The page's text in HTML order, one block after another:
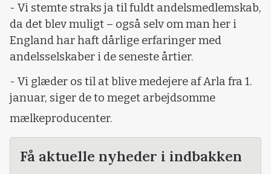
- Vi stemte straks ja til fuldt andelsmedlemskab,
da det blev muligt – også selv om man her i
England har haft dårlige erfaringer med
andelsselskaber i de seneste årtier.
- Vi glæder os til at blive medejere af Arla fra 1.
januar, siger de to meget arbejdsomme
mælkeproducenter.
Få aktuelle nyheder i indbakken